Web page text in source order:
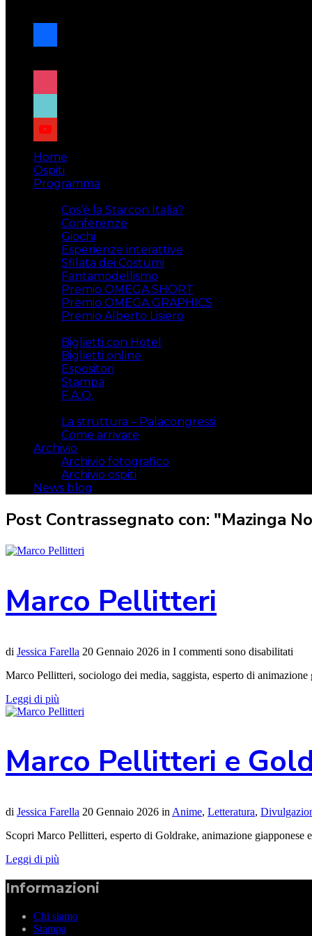
facebook
x
instagram
tiktok
youtube
Home
Ospiti
Programma
Cos’è la Starcon Italia?
Conferenze
Giochi
Esperienze interattive
Sfilata dei Costumi
Fantamodellismo
Premio OMEGA SHORT
Premio OMEGA GRAPHICS
Premio Alberto Lisiero
Biglietti con Hotel
Biglietti online
Espositori
Stampa
F.A.Q.
La struttura – Palacongressi
Come arrivare
Archivio
Archivio fotografico
Archivio ospiti
News blog
Post Contrassegnato con: "Mazinga
Marco Pellitteri
di Jessica Farella 20 Gennaio 2026 in I commenti sono disabilitati
Marco Pellitteri, sociologo dei media, saggista, esperto di animazione
Leggi di più
Marco Pellitteri e
di Jessica Farella 20 Gennaio 2026 in Anime, Letteratura,
Scopri Marco Pellitteri, esperto di Goldrake, animazione
Leggi di più
Informazioni
Chi siamo
Stampa